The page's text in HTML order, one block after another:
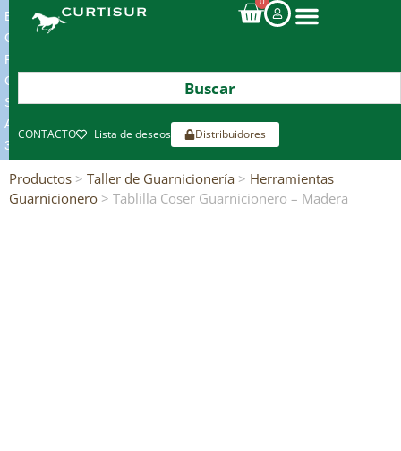
ENVIOS
GRATIS
POR
COMPRAS
SUPERIORES
A
300€*
CONTACTO Lista de deseos Distribuidores
Productos > Taller de Guarnicionería > Herramientas
Guarnicionero > Tablilla Coser Guarnicionero – Madera